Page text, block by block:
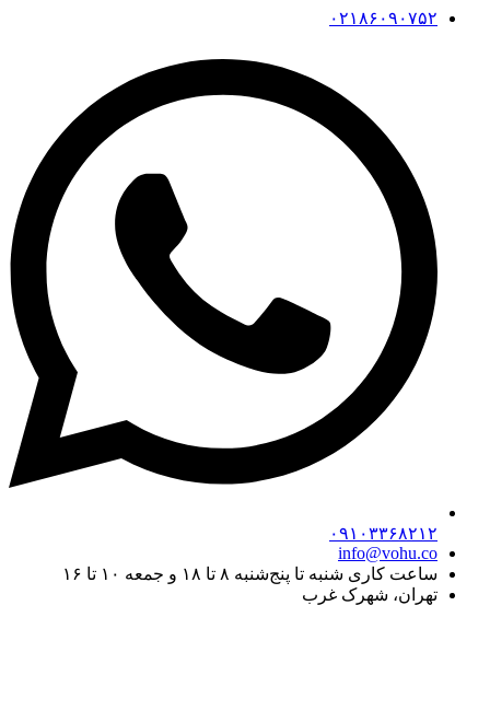
۰۲۱۸۶۰۹۰۷۵۲
۰۹۱۰۳۳۶۸۲۱۲
info@vohu.co
ساعت کاری شنبه تا پنج‌شنبه ۸ تا ۱۸ و جمعه ۱۰ تا ۱۶
تهران، شهرک غرب